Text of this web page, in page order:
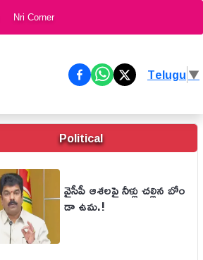
Nri Corner
Telugu▼
Political
వైసీపీ ఆశలపై నీళ్లు చల్లిన బోం
డా ఉమ.!